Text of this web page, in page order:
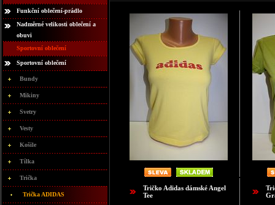
Funkční oblečení-prádlo
Nadměrné velikosti oblečení a
obuvi
Sportovní oblečení
Sportovní oblečení
Bundy
Mikiny
Svetry
Vesty
Košile
Tílka
Trička
Trička ADIDAS
Tričko Adidas dámské Angel
Tee